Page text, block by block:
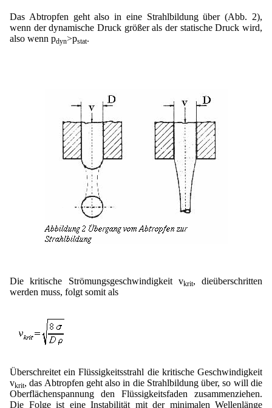
Das Abtropfen geht also in eine Strahlbildung über (Abb. 2),
wenn der dynamische Druck größer als der statische Druck wird,
also wenn pdyn>pstat.
Die kritische Strömungsgeschwindigkeit vkrit, dieüberschritten
werden muss, folgt somit als
Überschreitet ein Flüssigkeitsstrahl die kritische Geschwindigkeit
vkrit, das Abtropfen geht also in die Strahlbildung über, so will die
Oberflächenspannung den Flüssigkeitsfaden zusammenziehen.
Die Folge ist eine Instabilität mit der minimalen Wellenlänge